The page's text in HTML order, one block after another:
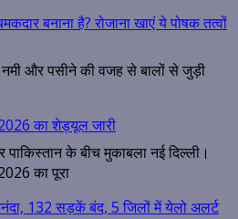
बनाना है? रोजाना खाएं ये पोषक तत्वों
नमी और पसीने की वजह से बालों से जुड़ी
का शेड्यूल जारी
पाकिस्तान के बीच मुकाबला नई दिल्ली।
का पूरा
132 सड़कें बंद, 5 जिलों में येलो अलर्ट